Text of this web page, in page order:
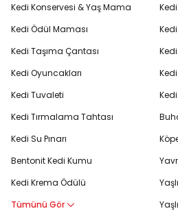
Kedi Konservesi & Yaş Mama
Kedi Ödül Maması
Kedi Taşıma Çantası
Kedi Oyuncakları
Kedi Tuvaleti
Kedi Tırmalama Tahtası
Kedi Su Pınarı
Bentonit Kedi Kumu
Kedi Krema Ödülü
Tümünü Gör
Kedi